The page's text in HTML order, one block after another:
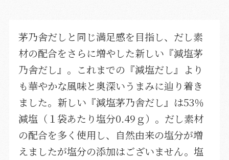
茅乃舎だしと同じ満足感を目指し、だし素
材の配合をさらに増やした新しい『減塩茅
乃舎だし』。これまでの『減塩だし』より
も華やかな風味と奥深いうまみに辿り着き
ました。新しい『減塩茅乃舎だし』は53％
減塩（１袋あたり塩分0.49ｇ）。だし素材
の配合を多く使用し、自然由来の塩分が増
えましたが塩分の添加はございません。塩